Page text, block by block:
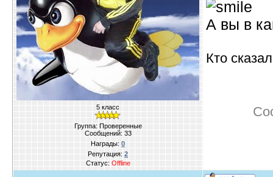
5 класс
Группа: Проверенные
Сообщений: 33
Награды: 0
Репутация: 2
Статус: Offline
А вы в
Кто